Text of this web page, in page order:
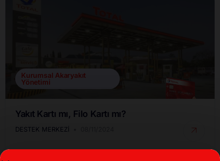
Kurumsal Akaryakıt
Yönetimi
Yakıt Kartı mı, Filo Kartı mı?
DESTEK MERKEZI